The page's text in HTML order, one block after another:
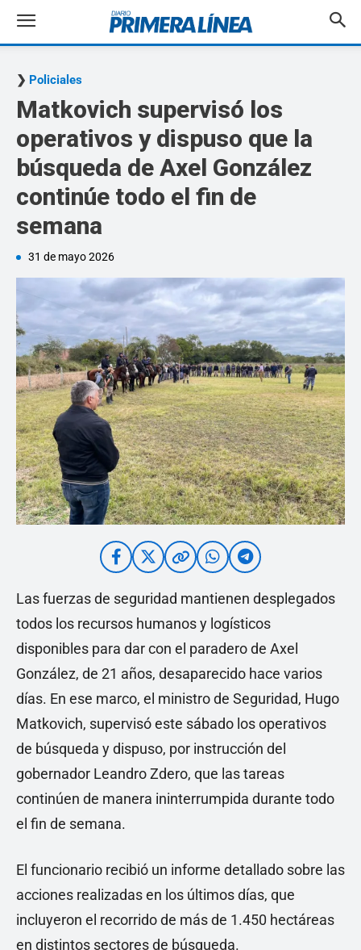
Policiales
Matkovich supervisó los
operativos y dispuso que la
búsqueda de Axel González
continúe todo el fin de
semana
31 de mayo 2026
Las fuerzas de seguridad mantienen desplegados
todos los recursos humanos y logísticos
disponibles para dar con el paradero de Axel
González, de 21 años, desaparecido hace varios
días. En ese marco, el ministro de Seguridad, Hugo
Matkovich, supervisó este sábado los operativos
de búsqueda y dispuso, por instrucción del
gobernador Leandro Zdero, que las tareas
continúen de manera ininterrumpida durante todo
el fin de semana.
El funcionario recibió un informe detallado sobre las
acciones realizadas en los últimos días, que
incluyeron el recorrido de más de 1.450 hectáreas
en distintos sectores de búsqueda.